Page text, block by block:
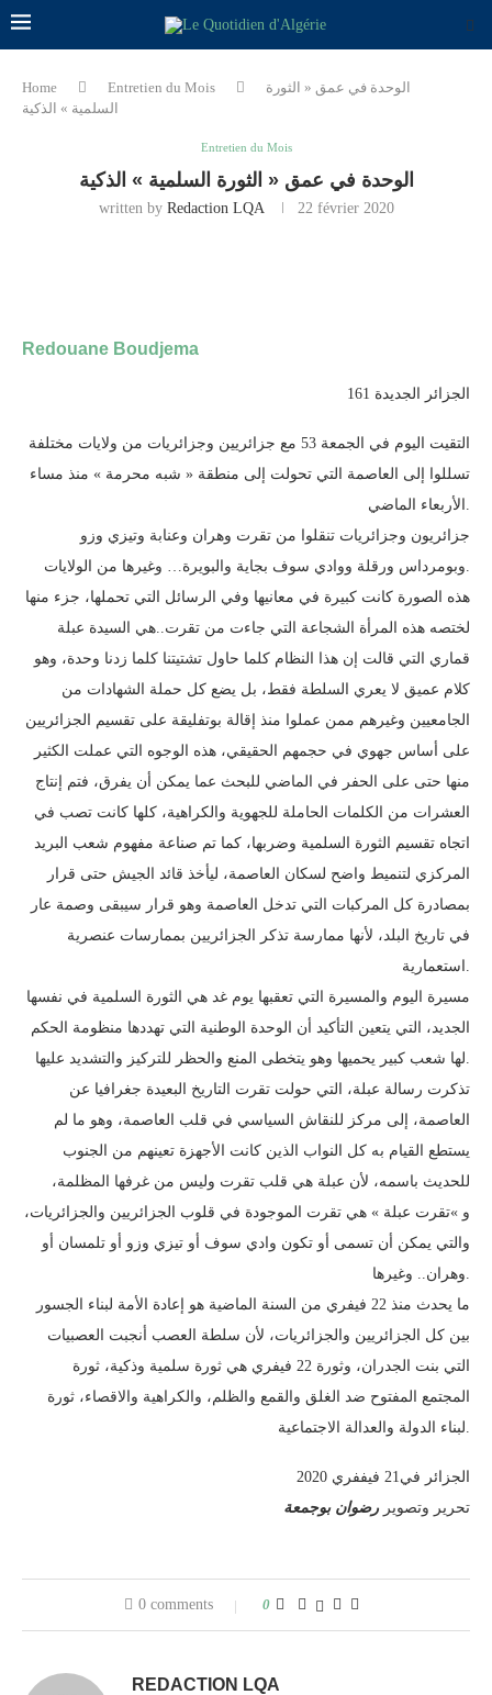
Home Entretien du Mois
الوحدة في عمق « الثورة
السلمية » الذكية
Entretien du Mois
الوحدة في عمق « الثورة السلمية » الذكية
written by Redaction LQA 22 février 2020
Redouane Boudjema
الجزائر الجديدة 161
التقيت اليوم في الجمعة 53 مع جزائريين وجزائريات من ولايات مختلفة
تسللوا إلى العاصمة التي تحولت إلى منطقة « شبه محرمة » منذ مساء
الأربعاء الماضي.
جزائريون وجزائريات تنقلوا من تقرت وهران وعنابة وتيزي وزو
وبومرداس ورقلة ووادي سوف بجاية والبويرة… وغيرها من الولايات.
هذه الصورة كانت كبيرة في معانيها وفي الرسائل التي تحملها، جزء منها
لختصه هذه المرأة الشجاعة التي جاءت من تقرت..هي السيدة عبلة
قماري التي قالت إن هذا النظام كلما حاول تشتيتنا كلما زدنا وحدة، وهو
كلام عميق لا يعري السلطة فقط، بل يضع كل حملة الشهادات من
الجامعيين وغيرهم ممن عملوا منذ إقالة بوتفليقة على تقسيم الجزائريين
على أساس جهوي في حجمهم الحقيقي، هذه الوجوه التي عملت الكثير
منها حتى على الحفر في الماضي للبحث عما يمكن أن يفرق، فتم إنتاج
العشرات من الكلمات الحاملة للجهوية والكراهية، كلها كانت تصب في
اتجاه تقسيم الثورة السلمية وضربها، كما تم صناعة مفهوم شعب البريد
المركزي لتنميط واضح لسكان العاصمة، ليأخذ قائد الجيش حتى قرار
بمصادرة كل المركبات التي تدخل العاصمة وهو قرار سيبقى وصمة عار
في تاريخ البلد، لأنها ممارسة تذكر الجزائريين بممارسات عنصرية
استعمارية.
مسيرة اليوم والمسيرة التي تعقبها يوم غد هي الثورة السلمية في نفسها
الجديد، التي يتعين التأكيد أن الوحدة الوطنية التي تهددها منظومة الحكم
لها شعب كبير يحميها وهو يتخطى المنع والحظر للتركيز والتشديد عليها.
تذكرت رسالة عبلة، التي حولت تقرت التاريخ البعيدة جغرافيا عن
العاصمة، إلى مركز للنقاش السياسي في قلب العاصمة، وهو ما لم
يستطع القيام به كل النواب الذين كانت الأجهزة تعينهم من الجنوب
للحديث باسمه، لأن عبلة هي قلب تقرت وليس من غرفها المظلمة،
و »تقرت عبلة » هي تقرت الموجودة في قلوب الجزائريين والجزائريات،
والتي يمكن أن تسمى أو تكون وادي سوف أو تيزي وزو أو تلمسان أو
وهران.. وغيرها.
ما يحدث منذ 22 فيفري من السنة الماضية هو إعادة الأمة لبناء الجسور
بين كل الجزائريين والجزائريات، لأن سلطة العصب أنجبت العصبيات
التي بنت الجدران، وثورة 22 فيفري هي ثورة سلمية وذكية، ثورة
المجتمع المفتوح ضد الغلق والقمع والظلم، والكراهية والاقصاء، ثورة
لبناء الدولة والعدالة الاجتماعية.
الجزائر في21 فيففري 2020
تحرير وتصوير رضوان بوجمعة
0 comments 0
REDACTION LQA